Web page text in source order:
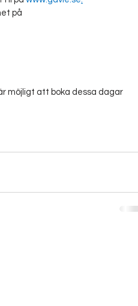
på
möjligt att boka dessa dagar